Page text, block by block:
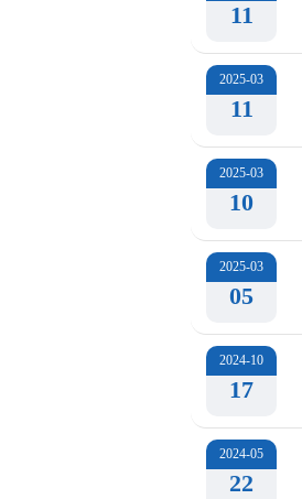
11
2025-03
11
2025-03
10
2025-03
05
2024-10
17
2024-05
22